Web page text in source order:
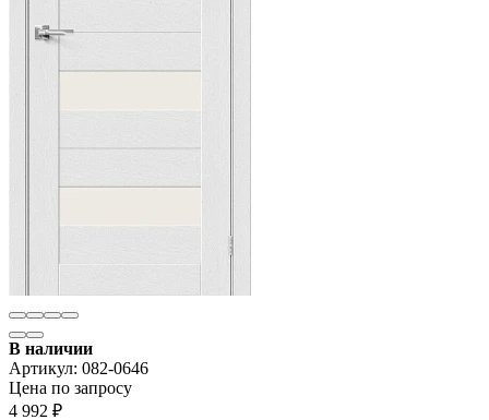
В наличии
Артикул: 082-0646
Цена по запросу
4 992 ₽